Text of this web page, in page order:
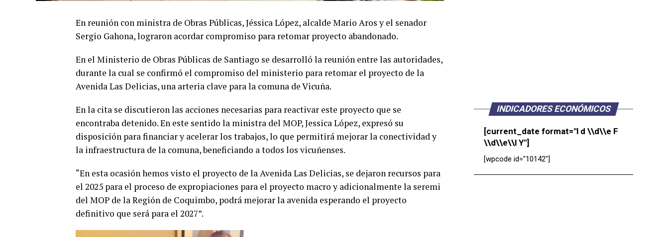
En reunión con ministra de Obras Públicas, Jéssica López, alcalde Mario Aros y el senador
Sergio Gahona, lograron acordar compromiso para retomar proyecto abandonado.
En el Ministerio de Obras Públicas de Santiago se desarrolló la reunión entre las autoridades,
durante la cual se confirmó el compromiso del ministerio para retomar el proyecto de la
Avenida Las Delicias, una arteria clave para la comuna de Vicuña.
En la cita se discutieron las acciones necesarias para reactivar este proyecto que se
encontraba detenido. En este sentido la ministra del MOP, Jessica López, expresó su
disposición para financiar y acelerar los trabajos, lo que permitirá mejorar la conectividad y
la infraestructura de la comuna, beneficiando a todos los vicuñenses.
“En esta ocasión hemos visto el proyecto de la Avenida Las Delicias, se dejaron recursos para
el 2025 para el proceso de expropiaciones para el proyecto macro y adicionalmente la seremi
del MOP de la Región de Coquimbo, podrá mejorar la avenida esperando el proyecto
definitivo que será para el 2027”.
INDICADORES ECONÓMICOS
[current_date format="l d \\d\\e F
\\d\\e\\l Y"]
[wpcode id="10142"]